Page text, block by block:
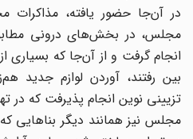
در آن‌جا حضور یافته، مذاکرات
مجلس، در بخش‌های درونی مطابق
انجام گرفت و از آن‌جا که بسیاری
بین رفتند، آوردن لوازم جدید
تزیینی نوین انجام پذیرفت که در
مجلس نیز همانند دیگر بناهایی که